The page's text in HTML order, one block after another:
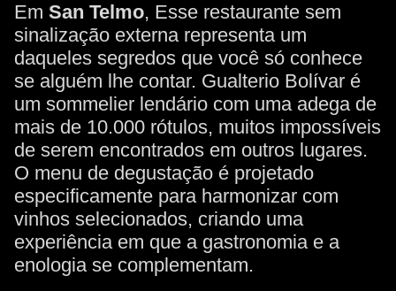
Em San Telmo, Esse restaurante sem
sinalização externa representa um
daqueles segredos que você só conhece
se alguém lhe contar. Gualterio Bolívar é
um sommelier lendário com uma adega de
mais de 10.000 rótulos, muitos impossíveis
de serem encontrados em outros lugares.
O menu de degustação é projetado
especificamente para harmonizar com
vinhos selecionados, criando uma
experiência em que a gastronomia e a
enologia se complementam.